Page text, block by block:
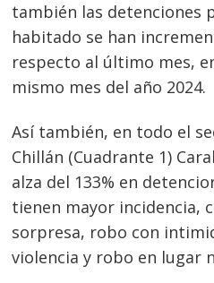
también las detenciones
habitado se han
respecto al último mes,
mismo mes del año 2024.
Así también, en todo el
Chillán (Cuadrante 1)
alza del 133% en
tienen mayor incidencia,
sorpresa, robo con
violencia y robo en lugar